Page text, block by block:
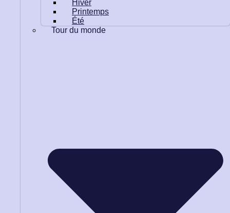
Hiver
Printemps
Été
Tour du monde